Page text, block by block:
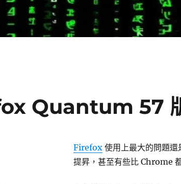
Quantum 57
Firefox使用上最大的問題還
提昇，甚至有些比 Chrome